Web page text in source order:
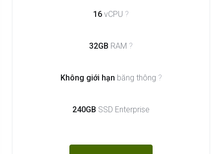
16 vCPU ?
32GB RAM ?
Không giới hạn băng thông ?
240GB SSD Enterprise